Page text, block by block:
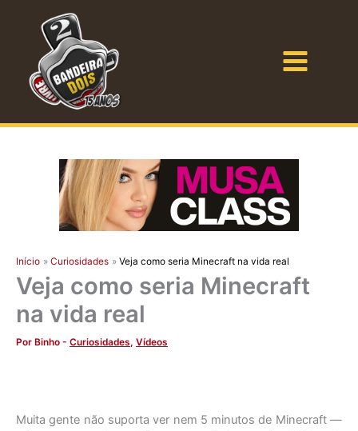
conteúdo
Início Curiosidades Veja como seria Minecraft na vida real
Veja como seria Minecraft
na vida real
Por Binho - Curiosidades, Vídeos
Muita gente não suporta ver nem 5 minutos de Minecraft —